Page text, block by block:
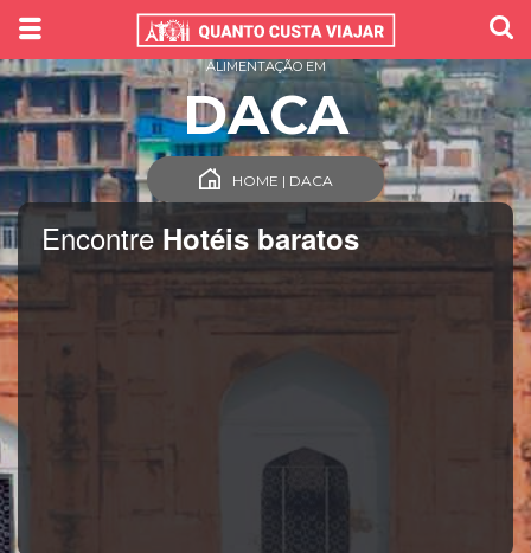
Encontre Hotéis baratos
ALIMENTAÇÃO EM
DACA
HOME | DACA